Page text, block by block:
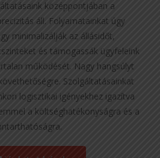
középpontjában a
áll. Folyamatainkat úgy
minimalizálják az állásidőt,
és támogassák ügyfeleink
működését. Nagy hangsúlyt
Szolgáltatásainkat
logisztikai igényekhez igazítva
a költséghatékonyságra és a